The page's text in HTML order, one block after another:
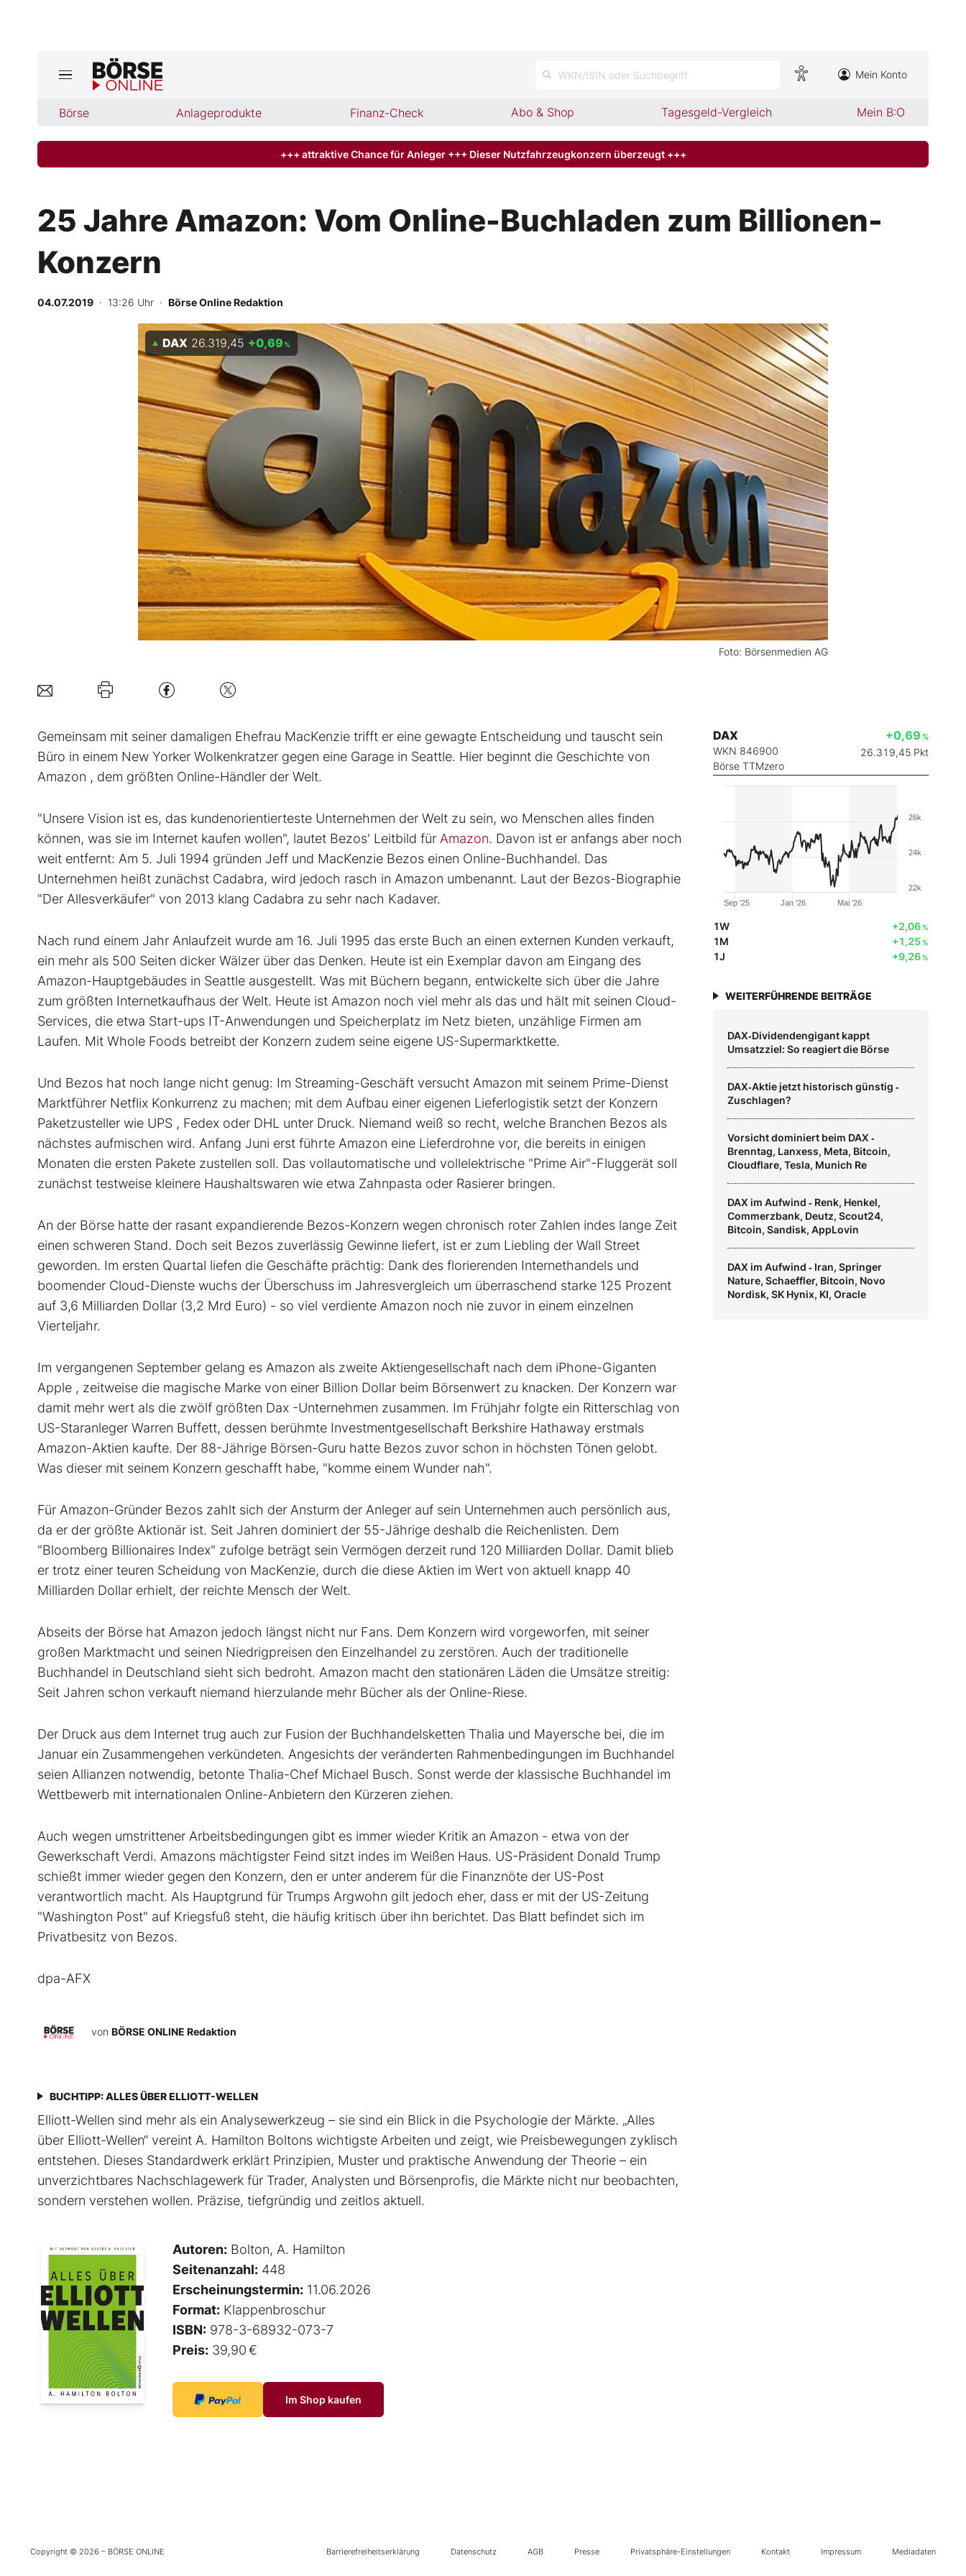
WKN/ISIN oder Suchbegriff Mein Konto
Börse Anlageprodukte Finanz-Check Abo & Shop Tagesgeld-Vergleich Mein B:O
Börse
Abo & Shop
BO-Musterdepots
Experten
Mein B:O
Mein Konto
Folgen Sie uns
Kontakt
+++ attraktive Chance für Anleger +++ Dieser Nutzfahrzeugkonzern überzeugt +++
25 Jahre Amazon: Vom Online-Buchladen zum Billionen-
Konzern
04.07.2019 · 13:26 Uhr · Börse Online Redaktion
Foto: Börsenmedien AG
DAX 26.319,45 +0,69 %
Gemeinsam mit seiner damaligen Ehefrau MacKenzie trifft er eine gewagte Entscheidung und tauscht sein
Büro in einem New Yorker Wolkenkratzer gegen eine Garage in Seattle. Hier beginnt die Geschichte von
Amazon , dem größten Online-Händler der Welt.
"Unsere Vision ist es, das kundenorientierteste Unternehmen der Welt zu sein, wo Menschen alles finden
können, was sie im Internet kaufen wollen", lautet Bezos' Leitbild für Amazon. Davon ist er anfangs aber noch
weit entfernt: Am 5. Juli 1994 gründen Jeff und MacKenzie Bezos einen Online-Buchhandel. Das
Unternehmen heißt zunächst Cadabra, wird jedoch rasch in Amazon umbenannt. Laut der Bezos-Biographie
"Der Allesverkäufer" von 2013 klang Cadabra zu sehr nach Kadaver.
Nach rund einem Jahr Anlaufzeit wurde am 16. Juli 1995 das erste Buch an einen externen Kunden verkauft,
ein mehr als 500 Seiten dicker Wälzer über das Denken. Heute ist ein Exemplar davon am Eingang des
Amazon-Hauptgebäudes in Seattle ausgestellt. Was mit Büchern begann, entwickelte sich über die Jahre
zum größten Internetkaufhaus der Welt. Heute ist Amazon noch viel mehr als das und hält mit seinen Cloud-
Services, die etwa Start-ups IT-Anwendungen und Speicherplatz im Netz bieten, unzählige Firmen am
Laufen. Mit Whole Foods betreibt der Konzern zudem seine eigene US-Supermarktkette.
Und Bezos hat noch lange nicht genug: Im Streaming-Geschäft versucht Amazon mit seinem Prime-Dienst
Marktführer Netflix Konkurrenz zu machen; mit dem Aufbau einer eigenen Lieferlogistik setzt der Konzern
Paketzusteller wie UPS , Fedex oder DHL unter Druck. Niemand weiß so recht, welche Branchen Bezos als
nächstes aufmischen wird. Anfang Juni erst führte Amazon eine Lieferdrohne vor, die bereits in einigen
Monaten die ersten Pakete zustellen soll. Das vollautomatische und vollelektrische "Prime Air"-Fluggerät soll
zunächst testweise kleinere Haushaltswaren wie etwa Zahnpasta oder Rasierer bringen.
An der Börse hatte der rasant expandierende Bezos-Konzern wegen chronisch roter Zahlen indes lange Zeit
einen schweren Stand. Doch seit Bezos zuverlässig Gewinne liefert, ist er zum Liebling der Wall Street
geworden. Im ersten Quartal liefen die Geschäfte prächtig: Dank des florierenden Internethandels und
boomender Cloud-Dienste wuchs der Überschuss im Jahresvergleich um überraschend starke 125 Prozent
auf 3,6 Milliarden Dollar (3,2 Mrd Euro) - so viel verdiente Amazon noch nie zuvor in einem einzelnen
Vierteljahr.
Im vergangenen September gelang es Amazon als zweite Aktiengesellschaft nach dem iPhone-Giganten
Apple , zeitweise die magische Marke von einer Billion Dollar beim Börsenwert zu knacken. Der Konzern war
damit mehr wert als die zwölf größten Dax -Unternehmen zusammen. Im Frühjahr folgte ein Ritterschlag von
US-Staranleger Warren Buffett, dessen berühmte Investmentgesellschaft Berkshire Hathaway erstmals
Amazon-Aktien kaufte. Der 88-Jährige Börsen-Guru hatte Bezos zuvor schon in höchsten Tönen gelobt.
Was dieser mit seinem Konzern geschafft habe, "komme einem Wunder nah".
Für Amazon-Gründer Bezos zahlt sich der Ansturm der Anleger auf sein Unternehmen auch persönlich aus,
da er der größte Aktionär ist. Seit Jahren dominiert der 55-Jährige deshalb die Reichenlisten. Dem
"Bloomberg Billionaires Index" zufolge beträgt sein Vermögen derzeit rund 120 Milliarden Dollar. Damit blieb
er trotz einer teuren Scheidung von MacKenzie, durch die diese Aktien im Wert von aktuell knapp 40
Milliarden Dollar erhielt, der reichte Mensch der Welt.
Abseits der Börse hat Amazon jedoch längst nicht nur Fans. Dem Konzern wird vorgeworfen, mit seiner
großen Marktmacht und seinen Niedrigpreisen den Einzelhandel zu zerstören. Auch der traditionelle
Buchhandel in Deutschland sieht sich bedroht. Amazon macht den stationären Läden die Umsätze streitig:
Seit Jahren schon verkauft niemand hierzulande mehr Bücher als der Online-Riese.
Der Druck aus dem Internet trug auch zur Fusion der Buchhandelsketten Thalia und Mayersche bei, die im
Januar ein Zusammengehen verkündeten. Angesichts der veränderten Rahmenbedingungen im Buchhandel
seien Allianzen notwendig, betonte Thalia-Chef Michael Busch. Sonst werde der klassische Buchhandel im
Wettbewerb mit internationalen Online-Anbietern den Kürzeren ziehen.
Auch wegen umstrittener Arbeitsbedingungen gibt es immer wieder Kritik an Amazon - etwa von der
Gewerkschaft Verdi. Amazons mächtigster Feind sitzt indes im Weißen Haus. US-Präsident Donald Trump
schießt immer wieder gegen den Konzern, den er unter anderem für die Finanznöte der US-Post
verantwortlich macht. Als Hauptgrund für Trumps Argwohn gilt jedoch eher, dass er mit der US-Zeitung
"Washington Post" auf Kriegsfuß steht, die häufig kritisch über ihn berichtet. Das Blatt befindet sich im
Privatbesitz von Bezos.
dpa-AFX
von BÖRSE ONLINE Redaktion
BUCHTIPP: ALLES ÜBER ELLIOTT-WELLEN
Elliott-Wellen sind mehr als ein Analysewerkzeug – sie sind ein Blick in die Psychologie der Märkte. „Alles
über Elliott-Wellen“ vereint A. Hamilton Boltons wichtigste Arbeiten und zeigt, wie Preisbewegungen zyklisch
entstehen. Dieses Standardwerk erklärt Prinzipien, Muster und praktische Anwendung der Theorie – ein
unverzichtbares Nachschlagewerk für Trader, Analysten und Börsenprofis, die Märkte nicht nur beobachten,
sondern verstehen wollen. Präzise, tiefgründig und zeitlos aktuell.
Autoren: Bolton, A. Hamilton
Seitenanzahl: 448
Erscheinungstermin: 11.06.2026
Format: Klappenbroschur
ISBN: 978-3-68932-073-7
Preis: 39,90 €
Im Shop kaufen
DAX
WKN 846900
Börse TTMzero
+0,69 %
26.319,45 Pkt
Jan '26
Sep '25 Mai '26
22k
24k
26k
1W +2,06%
1M +1,25%
1J +9,26%
WEITERFÜHRENDE BEITRÄGE
DAX‑Dividendengigant kappt
Umsatzziel: So reagiert die Börse
DAX‑Aktie jetzt historisch günstig ‑
Zuschlagen?
Vorsicht dominiert beim DAX ‑
Brenntag, Lanxess, Meta, Bitcoin,
Cloudflare, Tesla, Munich Re
DAX im Aufwind ‑ Renk, Henkel,
Commerzbank, Deutz, Scout24,
Bitcoin, Sandisk, AppLovin
DAX im Aufwind ‑ Iran, Springer
Nature, Schaeffler, Bitcoin, Novo
Nordisk, SK Hynix, KI, Oracle
Copyright © 2026 – BÖRSE ONLINE Barrierefreiheitserklärung Datenschutz AGB Presse Privatsphäre-Einstellungen Kontakt Impressum Mediadaten